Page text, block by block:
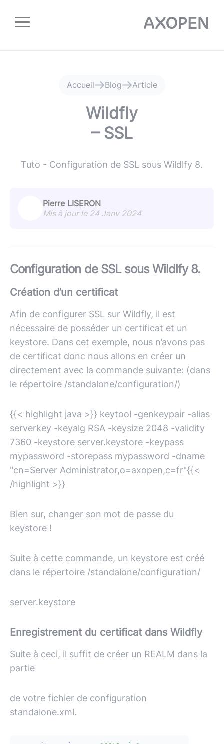
Accueil Blog Article
Wildfly
– SSL
Tuto - Configuration de SSL sous Wildlfy 8.
Pierre LISERON
Mis à jour le 24 Janv 2024
Configuration de SSL sous Wildlfy 8.
Création d’un certificat
Afin de configurer SSL sur Wildfly, il est
nécessaire de posséder un certificat et un
keystore. Dans cet exemple, nous n’avons pas
de certificat donc nous allons en créer un
directement avec la commande suivante: (dans
le répertoire /standalone/configuration/)
{{< highlight java >}} keytool -genkeypair -alias
serverkey -keyalg RSA -keysize 2048 -validity
7360 -keystore server.keystore -keypass
mypassword -storepass mypassword -dname
"cn=Server Administrator,o=axopen,c=fr"{{<
/highlight >}}
Bien sur, changer son mot de passe du
keystore !
Suite à cette commande, un keystore est créé
dans le répertoire /standalone/configuration/
server.keystore
Enregistrement du certificat dans Wildfly
Suite à ceci, il suffit de créer un REALM dans la
partie
de votre fichier de configuration
standalone.xml.